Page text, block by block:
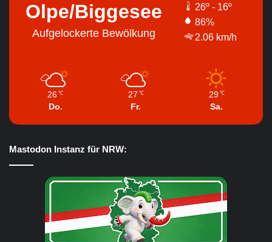
Olpe/Biggesee
Aufgelockerte Bewölkung
26º - 16º
86%
2.06 km/h
26 ℃
Do.
27 ℃
Fr.
29 ℃
Sa.
Mastodon Instanz für NRW: